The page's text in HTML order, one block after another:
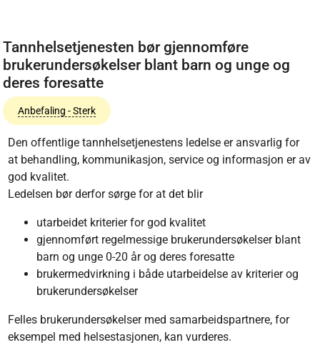
Tannhelsetjenesten bør gjennomføre
brukerundersøkelser blant barn og unge og
deres foresatte
Anbefaling - Sterk
Den offentlige tannhelsetjenestens ledelse er ansvarlig for
at behandling, kommunikasjon, service og informasjon er av
god kvalitet.
Ledelsen bør derfor sørge for at det blir
utarbeidet kriterier for god kvalitet
gjennomført regelmessige brukerundersøkelser blant
barn og unge 0-20 år og deres foresatte
brukermedvirkning i både utarbeidelse av kriterier og
brukerundersøkelser
Felles brukerundersøkelser med samarbeidspartnere, for
eksempel med helsestasjonen, kan vurderes.